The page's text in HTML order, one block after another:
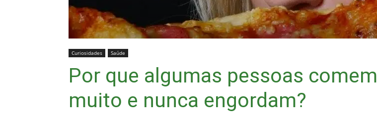
Curiosidades Saúde
Por que algumas pessoas comem
muito e nunca engordam?